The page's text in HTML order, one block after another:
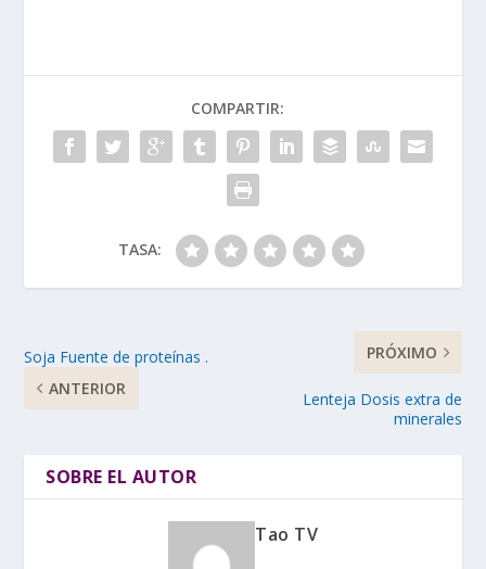
COMPARTIR:
TASA:
Soja Fuente de proteínas .
ANTERIOR
PRÓXIMO
Lenteja Dosis extra de
minerales
SOBRE EL AUTOR
Tao TV